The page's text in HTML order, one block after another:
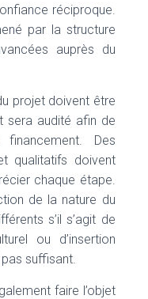
réciproque.
par la structure
auprès du
projet doivent être
sera audité afin de
Des
qualitatifs doivent
chaque étape.
de la nature du
s’il s’agit de
ou d’insertion
pas suffisant.
faire l’objet